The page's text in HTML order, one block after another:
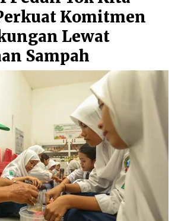
Perkuat Komitmen
Lewat
Sampah